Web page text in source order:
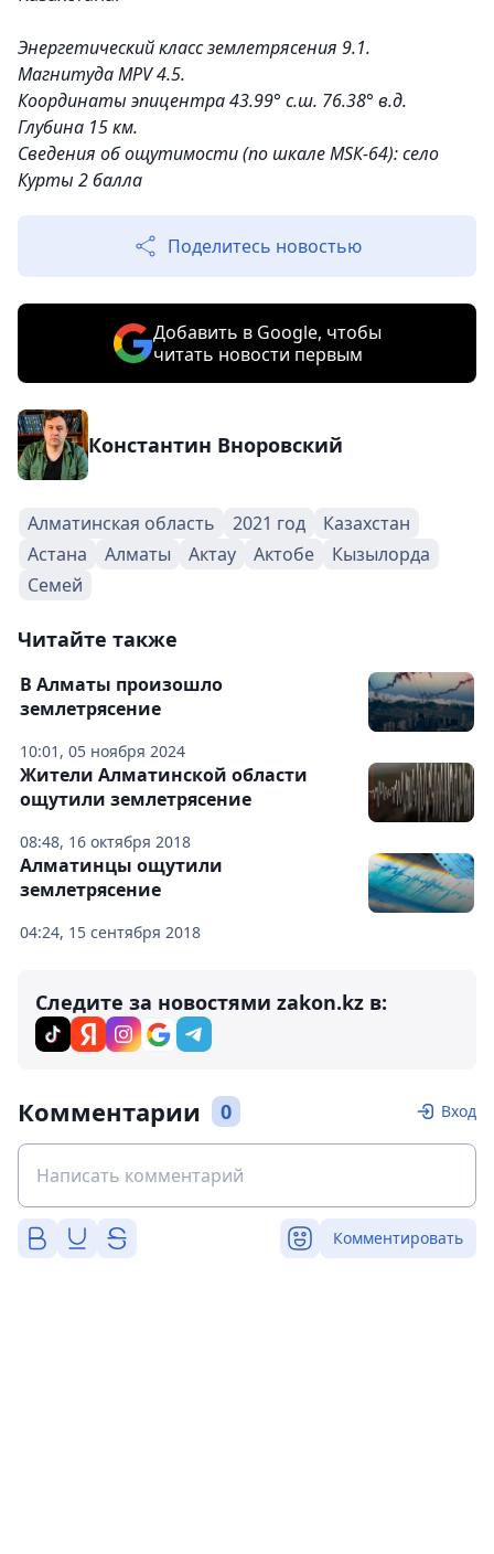
Энергетический класс землетрясения 9.1.
Магнитуда MPV 4.5.
Координаты эпицентра 43.99° с.ш. 76.38° в.д.
Глубина 15 км.
Сведения об ощутимости (по шкале МSК-64): село
Курты 2 балла
Поделитесь новостью
Добавить в Google, чтобы
читать новости первым
Константин Вноровский
Алматинская область 2021 год
Казахстан
Астана
Алматы Актау Актобе
Кызылорда
Семей
Читайте также
10:01, 05 ноября 2024
В Алматы произошло
землетрясение
08:48, 16 октября 2018
Жители Алматинской области
ощутили землетрясение
04:24, 15 сентября 2018
Алматинцы ощутили
землетрясение
Следите за новостями zakon.kz в:
Комментарии 0 Вход
Комментировать